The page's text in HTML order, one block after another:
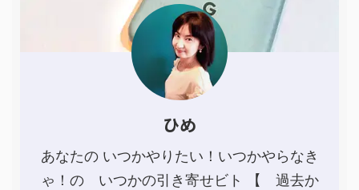
ひめ
あなたの いつかやりたい！いつかやらなき
ゃ！の いつかの引き寄せビト 【 過去か